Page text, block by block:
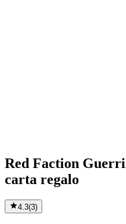
Red Faction
carta regalo
4.3(3)